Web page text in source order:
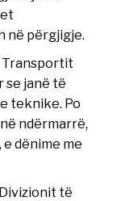
në përgjigje.
Transportit
se janë të
teknike. Po
ndërmarrë,
dënime me
të